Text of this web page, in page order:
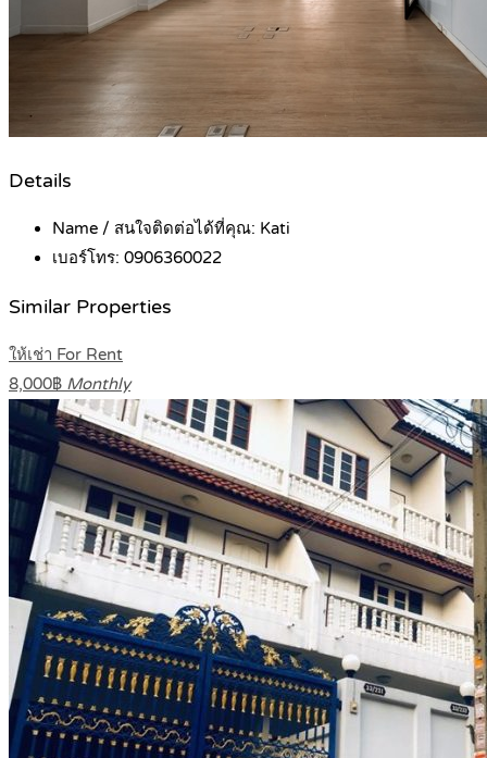
Details
Name / สนใจติดต่อได้ที่คุณ: Kati
เบอร์โทร: 0906360022
Similar Properties
ให้เช่า For Rent
8,000฿ Monthly